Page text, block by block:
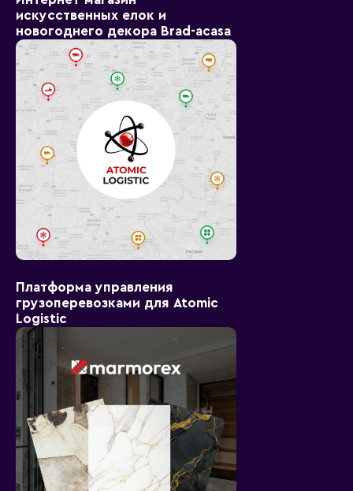
искусственных елок и
новогоднего декора Brad-acasa
Платформа управления
грузоперевозками для Atomic
Logistic